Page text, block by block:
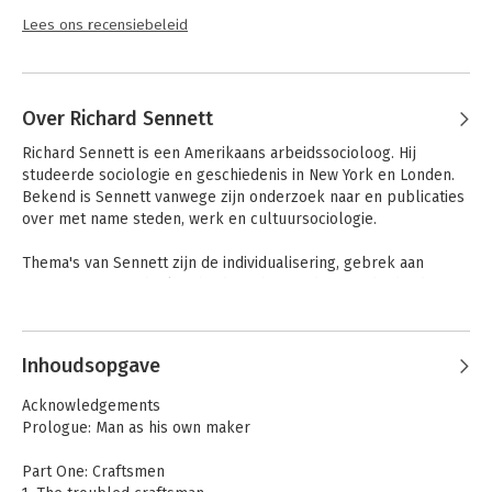
Lees ons recensiebeleid
Over Richard Sennett
Richard Sennett is een Amerikaans arbeidssocioloog. Hij
studeerde sociologie en geschiedenis in New York en Londen.
Bekend is Sennett vanwege zijn onderzoek naar en publicaties
over met name steden, werk en cultuursociologie.
Thema's van Sennett zijn de individualisering, gebrek aan
met macht. Vooral in zijn vroege werk is een sterke band met
waar te nemen. Door de grote actualiteit van de thema's die hij
behandelt en de makkelijk toegankelijke schrijfstijl, werden
zijn boeken tot bestsellers.
Andere boeken door Richard
Sennett
Inhoudsopgave
Acknowledgements
Prologue: Man as his own maker
Part One: Craftsmen